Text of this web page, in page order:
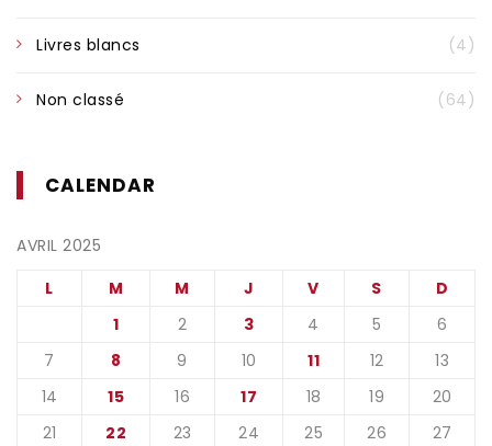
Livres blancs (4)
Non classé (64)
CALENDAR
AVRIL 2025
L
M M J V S
D
1
2 3 4 5
6
7
8 9 10 11 12
13
14
15 16 17 18 19
20
21
22 23 24 25 26
27